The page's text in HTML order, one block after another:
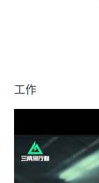
工作